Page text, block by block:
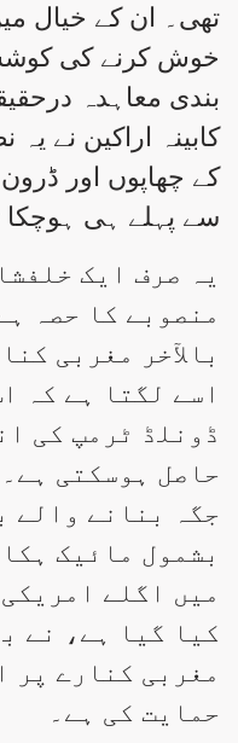
تھی۔ ان کے خیال
خوش کرنے کی
بندی معاہدہ
کابینہ اراکین نے یہ
کے چھاپوں اور
سے پہلے ہی ہوچکا
یہ صرف ایک
منصوبے کا حصہ
بالآخر مغربی
اسے لگتا ہے کہ
ڈونلڈ ٹرمپ کی
حاصل ہوسکتی
جگہ بنانے والے
بشمول مائیک
میں اگلے
کیا گیا ہے، نے
مغربی کنارے پر
حمایت کی ہے۔